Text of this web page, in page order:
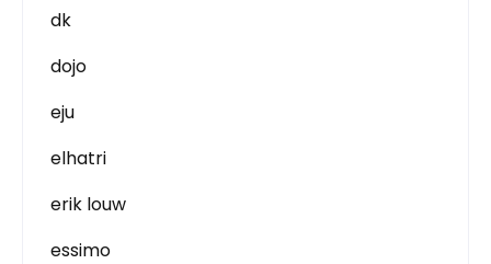
dk
dojo
eju
elhatri
erik louw
essimo